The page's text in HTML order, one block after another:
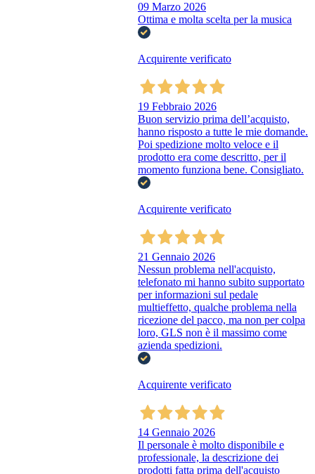
09 Marzo 2026
Ottima e molta scelta per la musica
Acquirente verificato
19 Febbraio 2026
Buon servizio prima dell’acquisto,
hanno risposto a tutte le mie domande.
Poi spedizione molto veloce e il
prodotto era come descritto, per il
momento funziona bene. Consigliato.
Acquirente verificato
21 Gennaio 2026
Nessun problema nell'acquisto,
telefonato mi hanno subito supportato
per informazioni sul pedale
multieffetto, qualche problema nella
ricezione del pacco, ma non per colpa
loro, GLS non è il massimo come
azienda spedizioni.
Acquirente verificato
14 Gennaio 2026
Il personale è molto disponibile e
professionale, la descrizione dei
prodotti fatta prima dell'acquisto